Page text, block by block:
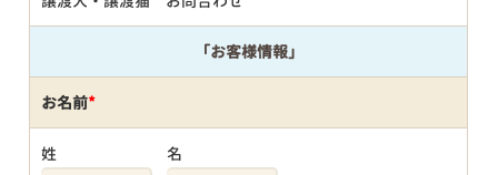
「お客様情報」
お名前*
姓 名